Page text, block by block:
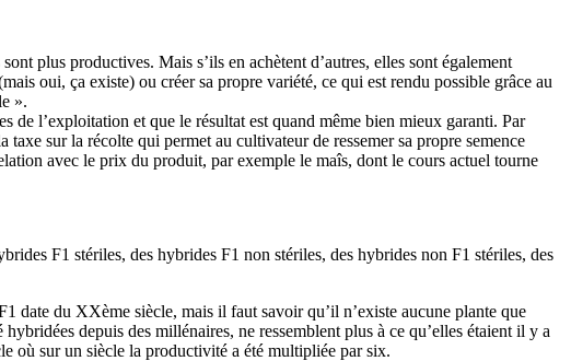
plus productives. Mais s’ils en achètent d’autres, elles sont également
oui, ça existe) ou créer sa propre variété, ce qui est rendu possible grâce au
».
de l’exploitation et que le résultat est quand même bien mieux garanti. Par
sur la récolte qui permet au cultivateur de ressemer sa propre semence
avec le prix du produit, par exemple le maîs, dont le cours actuel tourne
F1 stériles, des hybrides F1 non stériles, des hybrides non F1 stériles, des
date du XXème siècle, mais il faut savoir qu’il n’existe aucune plante que
depuis des millénaires, ne ressemblent plus à ce qu’elles étaient il y a
où sur un siècle la productivité a été multipliée par six.